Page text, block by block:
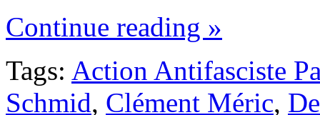
Continue reading »
Tags: Action Antifasciste
Schmid, Clément Méric,